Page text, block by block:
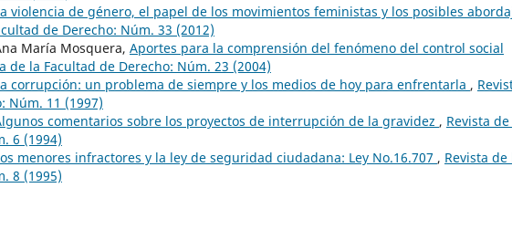
violencia de género, el papel de los movimientos feministas y los posibles
de Derecho: Núm. 33 (2012)
María Mosquera, Aportes para la comprensión del fenómeno del control social
de la Facultad de Derecho: Núm. 23 (2004)
corrupción: un problema de siempre y los medios de hoy para enfrentarla ,
Núm. 11 (1997)
comentarios sobre los proyectos de interrupción de la gravidez , Revista
6 (1994)
menores infractores y la ley de seguridad ciudadana: Ley No.16.707 , Revista de
8 (1995)